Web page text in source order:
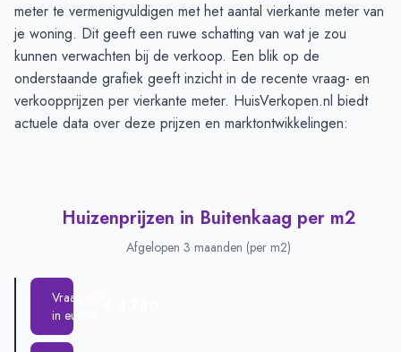
meter te vermenigvuldigen met het aantal vierkante meter van
je woning. Dit geeft een ruwe schatting van wat je zou
kunnen verwachten bij de verkoop. Een blik op de
onderstaande grafiek geeft inzicht in de recente vraag- en
verkoopprijzen per vierkante meter. HuisVerkopen.nl biedt
actuele data over deze prijzen en marktontwikkelingen:
Huizenprijzen in Buitenkaag per m2
Afgelopen 3 maanden (per m2)
Vraagprijs
in euro's